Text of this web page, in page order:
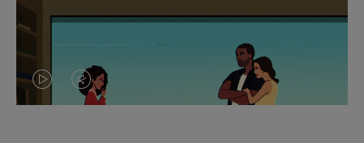
EL
EL